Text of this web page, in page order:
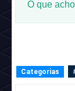
O que
Categorias